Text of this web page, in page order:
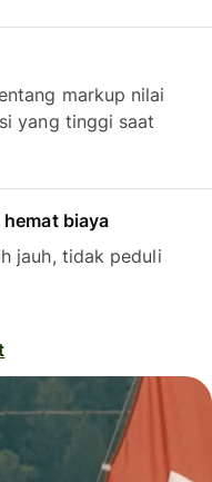
markup nilai
yang tinggi saat
biaya
jauh, tidak peduli